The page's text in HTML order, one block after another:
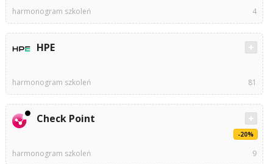
harmonogram szkoleń 4
HPE
harmonogram szkoleń 81
Check Point
-20%
harmonogram szkoleń 9